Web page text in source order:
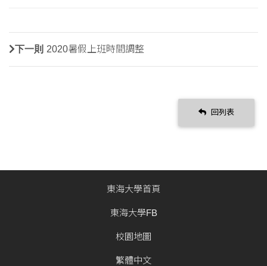
下一則 2020暑假上班時間調整
回列表
東海大學首頁
東海大學FB
校園地圖
繁體中文